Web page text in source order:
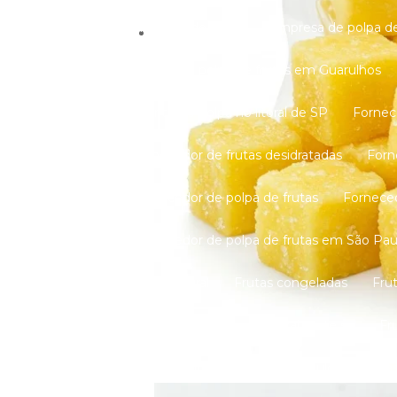
Empresa de polpa Empresa de polpa
Fábrica de polpa de frutas em Guarulhos
Fábrica de polpa no litoral de SP
Fornecedor de frutas desidratadas
Fornecedor de polpa de frutas
Fornecedor de polpa de frutas em São
Frutas congeladas